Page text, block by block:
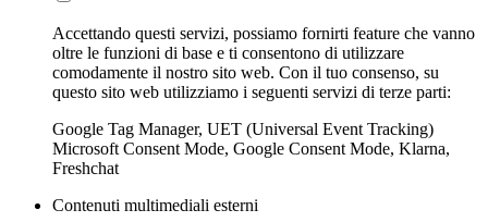
Accettando questi servizi, possiamo fornirti feature che vanno
oltre le funzioni di base e ti consentono di utilizzare
comodamente il nostro sito web. Con il tuo consenso, su
questo sito web utilizziamo i seguenti servizi di terze parti:
Google Tag Manager, UET (Universal Event Tracking)
Microsoft Consent Mode, Google Consent Mode, Klarna,
Freshchat
Contenuti multimediali esterni